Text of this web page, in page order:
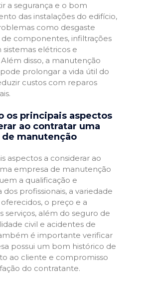
a segurança e o bom
das instalações do edifício,
como desgaste
componentes, infiltrações
sistemas elétricos e
Além disso, a manutenção
prolongar a vida útil do
custos com reparos
os principais aspectos
ao contratar uma
de manutenção
aspectos a considerar ao
empresa de manutenção
a qualificação e
dos profissionais, a variedade
o preço e a
serviços, além do seguro de
civil e acidentes de
é importante verificar
possui um bom histórico de
ao cliente e compromisso
do contratante.